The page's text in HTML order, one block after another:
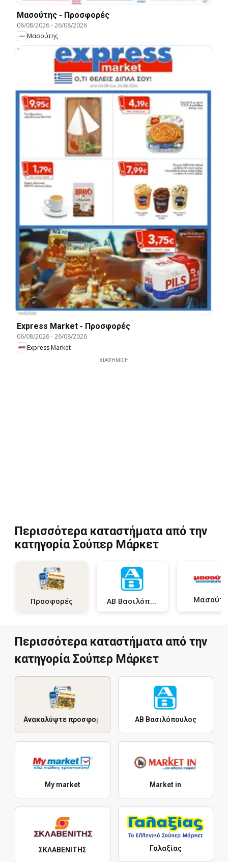
Μασούτης - Προσφορές
06/08/2026-26/08/2026
Μασούτης
Express Market - Προσφορές
06/08/2026-26/08/2026
Express Market
ΔΙΑΦΉΜΙΣΗ
Περισσότερα καταστήματα από την
κατηγορία Σούπερ Μάρκετ
Προσφορές ΑΒ Βασιλόπουλος
Περισσότερα καταστήματα από την
κατηγορία Σούπερ Μάρκετ
Ανακαλύψτε προσφορές ΑΒ Βασιλόπουλος
My market Market in
ΣΚΛΑΒΕΝΙΤΗΣ Γαλαξίας